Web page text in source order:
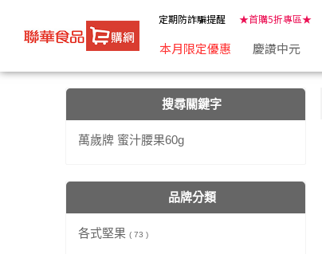
定期防詐騙提醒 ★首購5折專區★
本月限定優惠 慶讚中元
搜尋關鍵字
萬歲牌 蜜汁腰果60g
品牌分類
各式堅果 ( 73 )